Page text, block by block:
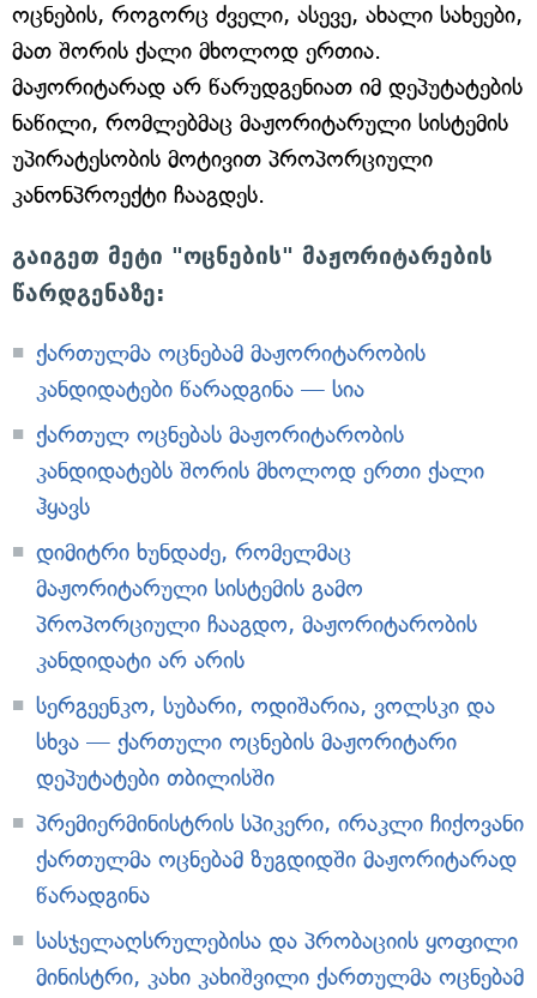
ოცნების, როგორც ძველი, ასევე, ახალი სახეები,
მათ შორის ქალი მხოლოდ ერთია.
მაჟორიტარად არ წარუდგენიათ იმ დეპუტატების
ნაწილი, რომლებმაც მაჟორიტარული სისტემის
უპირატესობის მოტივით პროპორციული
კანონპროექტი ჩააგდეს.
გაიგეთ მეტი "ოცნების" მაჟორიტარების
წარდგენაზე:
ქართულმა ოცნებამ მაჟორიტარობის
კანდიდატები წარადგინა — სია
ქართულ ოცნებას მაჟორიტარობის
კანდიდატებს შორის მხოლოდ ერთი ქალი
ჰყავს
დიმიტრი ხუნდაძე, რომელმაც
მაჟორიტარული სისტემის გამო
პროპორციული ჩააგდო, მაჟორიტარობის
კანდიდატი არ არის
სერგეენკო, სუბარი, ოდიშარია, ვოლსკი და
სხვა — ქართული ოცნების მაჟორიტარი
დეპუტატები თბილისში
პრემიერმინისტრის სპიკერი, ირაკლი ჩიქოვანი
ქართულმა ოცნებამ ზუგდიდში მაჟორიტარად
წარადგინა
სასჯელაღსრულებისა და პრობაციის ყოფილი
მინისტრი, კახი კახიშვილი ქართულმა ოცნებამ